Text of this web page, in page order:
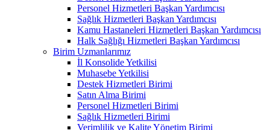
Personel Hizmetleri Başkan Yardımcısı
Sağlık Hizmetleri Başkan Yardımcısı
Kamu Hastaneleri Hizmetleri Başkan Yardımcısı
Halk Sağlığı Hizmetleri Başkan Yardımcısı
Birim Uzmanlarımız
İl Konsolide Yetkilisi
Muhasebe Yetkilisi
Destek Hizmetleri Birimi
Satın Alma Birimi
Personel Hizmetleri Birimi
Sağlık Hizmetleri Birimi
Verimlilik ve Kalite Yönetim Birimi